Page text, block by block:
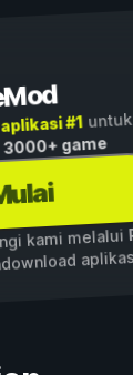
aplikasi #1untuk
3000+ game
kami melalui